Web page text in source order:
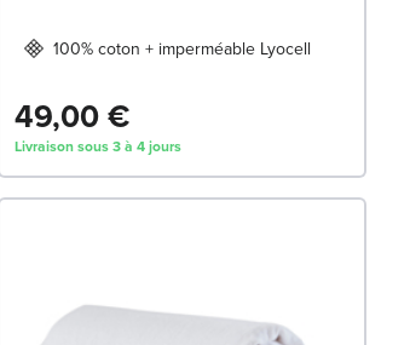
100% coton + imperméable Lyocell
49,00 €
Livraison sous 3 à 4 jours